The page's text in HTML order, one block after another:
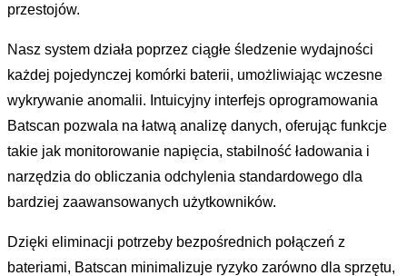
przestojów.
Nasz system działa poprzez ciągłe śledzenie wydajności
każdej pojedynczej komórki baterii, umożliwiając wczesne
wykrywanie anomalii. Intuicyjny interfejs oprogramowania
Batscan pozwala na łatwą analizę danych, oferując funkcje
takie jak monitorowanie napięcia, stabilność ładowania i
narzędzia do obliczania odchylenia standardowego dla
bardziej zaawansowanych użytkowników.
Dzięki eliminacji potrzeby bezpośrednich połączeń z
bateriami, Batscan minimalizuje ryzyko zarówno dla sprzętu,